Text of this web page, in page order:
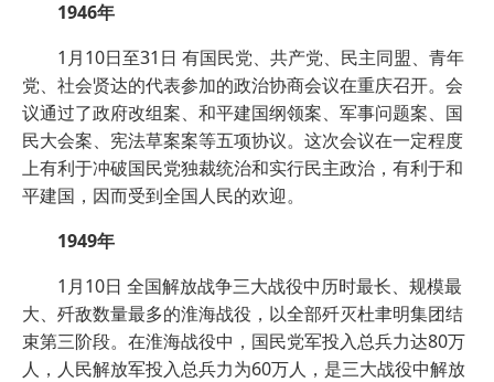
1946年
1月10日至31日 有国民党、共产党、民主同盟、青年
党、社会贤达的代表参加的政治协商会议在重庆召开。会
议通过了政府改组案、和平建国纲领案、军事问题案、国
民大会案、宪法草案案等五项协议。这次会议在一定程度
上有利于冲破国民党独裁统治和实行民主政治，有利于和
平建国，因而受到全国人民的欢迎。
1949年
1月10日 全国解放战争三大战役中历时最长、规模最
大、歼敌数量最多的淮海战役，以全部歼灭杜聿明集团结
束第三阶段。在淮海战役中，国民党军投入总兵力达80万
人，人民解放军投入总兵力为60万人，是三大战役中解放